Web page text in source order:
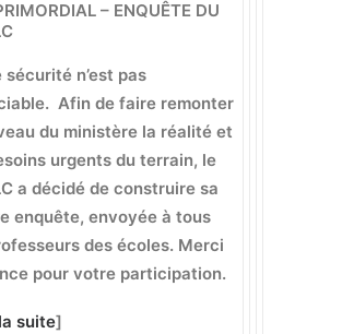
– ENQUÊTE DU
sécurité n’est pas
Afin de faire remonter
du ministère la réalité et
urgents du terrain, le
a décidé de construire sa
enquête, envoyée à tous
des écoles. Merci
pour votre participation.
suite]